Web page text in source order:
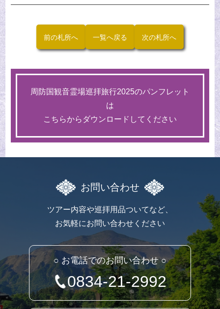
前の札所へ 一覧へ戻る 次の札所へ
周防国観音霊場巡拝旅行2025のパンフレット
は
こちらからダウンロードしてください
お問い合わせ
ツアー内容や巡拝用品ついてなど、
お気軽にお問い合わせください
○ お電話でのお問い合わせ ○
0834-21-2992